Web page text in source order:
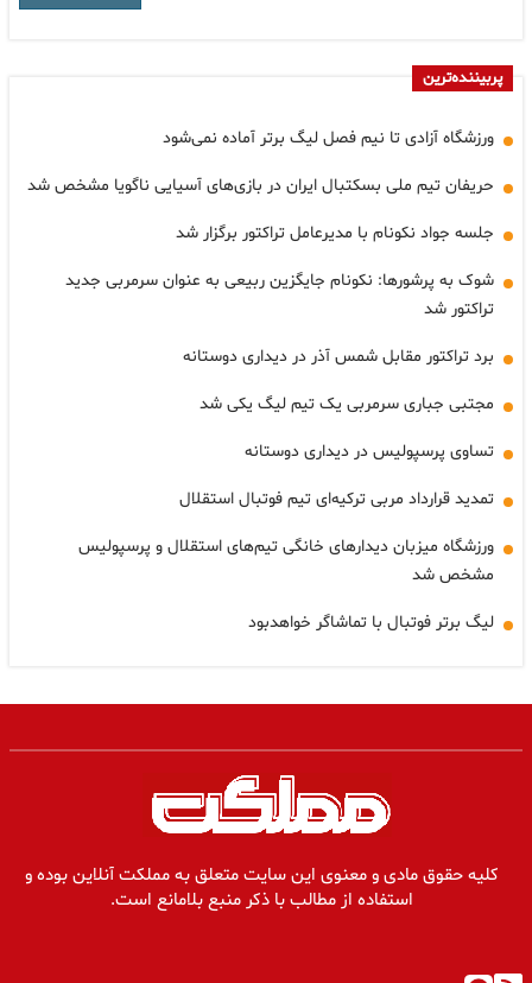
پربیننده‌ترین
ورزشگاه آزادی تا نیم فصل لیگ برتر آماده نمی‌شود
حریفان تیم ملی بسکتبال ایران در بازی‌های آسیایی ناگویا مشخص شد
جلسه جواد نکونام با مدیرعامل تراکتور برگزار شد
شوک به پرشورها: نکونام جایگزین ربیعی به عنوان سرمربی جدید
تراکتور شد
برد تراکتور مقابل شمس آذر در دیداری دوستانه
مجتبی جباری سرمربی یک تیم لیگ یکی شد
تساوی پرسپولیس در دیداری دوستانه
تمدید قرارداد مربی ترکیه‌ای تیم فوتبال استقلال
ورزشگاه میزبان دیدارهای خانگی تیم‌های استقلال و پرسپولیس
مشخص شد
لیگ برتر فوتبال با تماشاگر خواهدبود
کلیه حقوق مادی و معنوی این سایت متعلق به مملکت آنلاین بوده و
استفاده از مطالب با ذکر منبع بلامانع است.